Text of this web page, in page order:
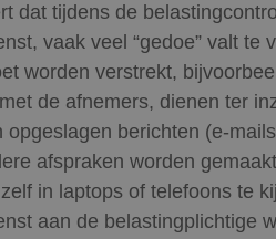
dat tijdens de
vaak veel “gedoe” valt te
worden verstrekt,
de afnemers, dienen ter
opgeslagen berichten (e-
afspraken worden
in laptops of telefoons te
aan de belastingplichtige